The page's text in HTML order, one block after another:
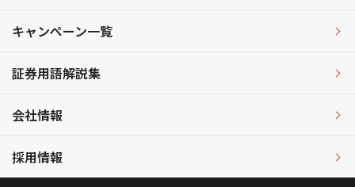
キャンペーン一覧
証券用語解説集
会社情報
採用情報